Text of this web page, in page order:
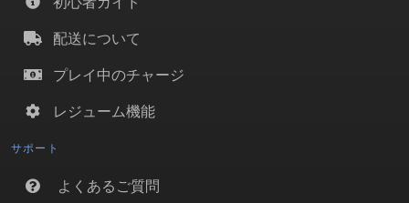
配送について
プレイ中のチャージ
レジューム機能
サポート
よくあるご質問